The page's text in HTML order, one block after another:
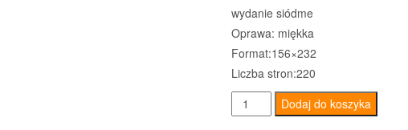
wydanie siódme
Oprawa: miękka
Format:156×232
Liczba stron:220
ilość
Podstawy
Dodaj do koszyka